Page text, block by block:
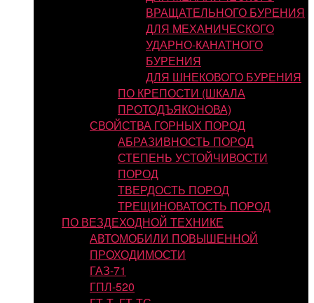
ВРАЩАТЕЛЬНОГО БУРЕНИЯ
ДЛЯ МЕХАНИЧЕСКОГО
УДАРНО-КАНАТНОГО
БУРЕНИЯ
ДЛЯ ШНЕКОВОГО БУРЕНИЯ
ПО КРЕПОСТИ (ШКАЛА
ПРОТОДЪЯКОНОВА)
СВОЙСТВА ГОРНЫХ ПОРОД
АБРАЗИВНОСТЬ ПОРОД
СТЕПЕНЬ УСТОЙЧИВОСТИ
ПОРОД
ТВЕРДОСТЬ ПОРОД
ТРЕЩИНОВАТОСТЬ ПОРОД
ПО ВЕЗДЕХОДНОЙ ТЕХНИКЕ
АВТОМОБИЛИ ПОВЫШЕННОЙ
ПРОХОДИМОСТИ
ГАЗ-71
ГПЛ-520